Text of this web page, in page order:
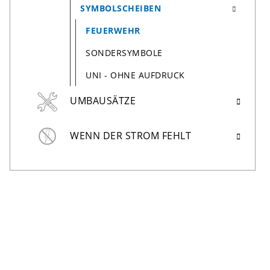
SYMBOLSCHEIBEN
FEUERWEHR
SONDERSYMBOLE
UNI - OHNE AUFDRUCK
UMBAUSÄTZE
WENN DER STROM FEHLT